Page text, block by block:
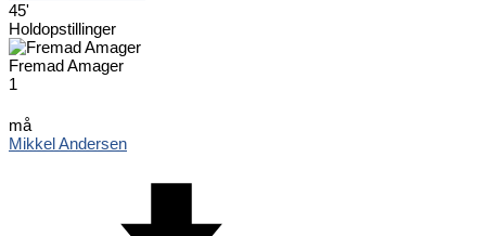
45'
Holdopstillinger
Fremad Amager
1
må
Mikkel Andersen